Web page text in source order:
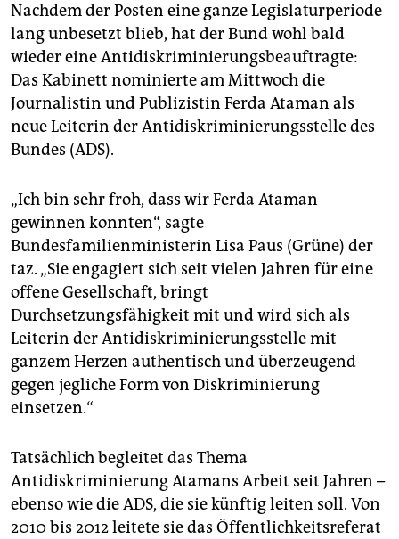
abo
genossenschaft
epaper login
Nachdem der Posten eine ganze Legislaturperiode
lang unbesetzt blieb, hat der Bund wohl bald
wieder eine Antidiskriminierungsbeauftragte:
Das Kabinett nominierte am Mittwoch die
Journalistin und Publizistin Ferda Ataman als
neue Leiterin der Antidiskriminierungsstelle des
Bundes (ADS).
„Ich bin sehr froh, dass wir Ferda Ataman
gewinnen konnten“, sagte
Bundesfamilienministerin Lisa Paus (Grüne) der
taz. „Sie engagiert sich seit vielen Jahren für eine
offene Gesellschaft, bringt
Durchsetzungsfähigkeit mit und wird sich als
Leiterin der Antidiskriminierungsstelle mit
ganzem Herzen authentisch und überzeugend
gegen jegliche Form von Diskriminierung
einsetzen.“
Tatsächlich begleitet das Thema
Antidiskriminierung Atamans Arbeit seit Jahren –
ebenso wie die ADS, die sie künftig leiten soll. Von
2010 bis 2012 leitete sie das Öffentlichkeitsreferat